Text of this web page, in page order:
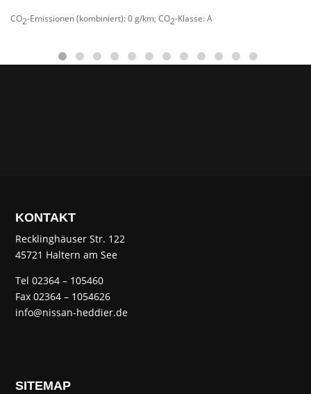
CO2-Emissionen (kombiniert):0 g/km;CO2-Klasse:A
KONTAKT
Recklinghäuser Str. 122
45721 Haltern am See
Tel 02364 – 105460
Fax 02364 – 1054626
info@nissan-heddier.de
SITEMAP